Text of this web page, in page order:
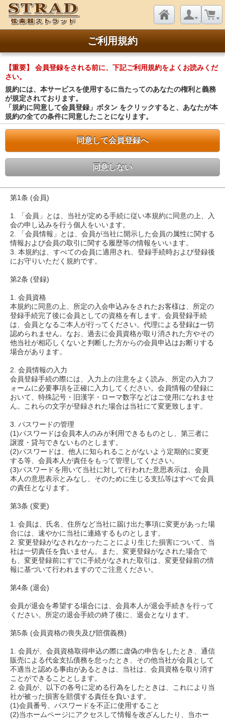
ご利用規約
【重要】 会員登録をされる前に、下記ご利用規約をよくお読みくだ
さい。
規約には、本サービスを使用するに当たってのあなたの権利と義務
が規定されております。
「規約に同意して会員登録」ボタン をクリックすると、あなたが本
規約の全ての条件に同意したことになります。
同意して会員登録へ
同意しない
第1条 (会員)
1. 「会員」とは、当社が定める手続に従い本規約に同意の上、入
会の申し込みを行う個人をいいます。
2. 「会員情報」とは、会員が当社に開示した会員の属性に関する
情報および会員の取引に関する履歴等の情報をいいます。
3. 本規約は、すべての会員に適用され、登録手続時および登録後
にお守りいただく規約です。
第2条 (登録)
1. 会員資格
本規約に同意の上、所定の入会申込みをされたお客様は、所定の
登録手続完了後に会員としての資格を有します。会員登録手続
は、会員となるご本人が行ってください。代理による登録は一切
認められません。なお、過去に会員資格が取り消された方やその
他当社が相応しくないと判断した方からの会員申込はお断りする
場合があります。
2. 会員情報の入力
会員登録手続の際には、入力上の注意をよく読み、所定の入力フ
ォームに必要事項を正確に入力してください。会員情報の登録に
おいて、特殊記号・旧漢字・ローマ数字などはご使用になれませ
ん。これらの文字が登録された場合は当社にて変更致します。
3. パスワードの管理
(1)パスワードは会員本人のみが利用できるものとし、第三者に
譲渡・貸与できないものとします。
(2)パスワードは、他人に知られることがないよう定期的に変更
する等、会員本人が責任をもって管理してください。
(3)パスワードを用いて当社に対して行われた意思表示は、会員
本人の意思表示とみなし、そのために生じる支払等はすべて会員
の責任となります。
第3条 (変更)
1. 会員は、氏名、住所など当社に届け出た事項に変更があった場
合には、速やかに当社に連絡するものとします。
2. 変更登録がなされなかったことにより生じた損害について、当
社は一切責任を負いません。また、変更登録がなされた場合で
も、変更登録前にすでに手続がなされた取引は、変更登録前の情
報に基づいて行われますのでご注意ください。
第4条 (退会)
会員が退会を希望する場合には、会員本人が退会手続きを行って
ください。所定の退会手続の終了後に、退会となります。
第5条 (会員資格の喪失及び賠償義務)
1. 会員が、会員資格取得申込の際に虚偽の申告をしたとき、通信
販売による代金支払債務を怠ったとき、その他当社が会員として
不適当と認める事由があるときは、当社は、会員資格を取り消す
ことができることとします。
2. 会員が、以下の各号に定める行為をしたときは、これにより当
社が被った損害を賠償する責任を負います。
(1)会員番号、パスワードを不正に使用すること
(2)当ホームページにアクセスして情報を改ざんしたり、当ホー